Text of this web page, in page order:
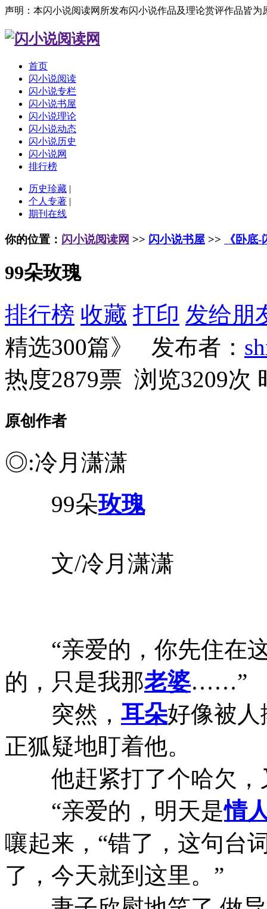
声明：本闪小说阅读网所发布闪小说作品及理论赏评作品皆
首页
闪小说阅读
闪小说专栏
闪小说书屋
闪小说理论
闪小说动态
闪小说历史
闪小说网
排行榜
历史珍藏 |
个人专著 |
期刊在线
你的位置： 闪小说阅读网 >> 闪小说书屋 >> 《卧底
99朵玫瑰
排行榜 收藏 打印 发给朋
精选300篇》 发布者：
热度2879票 浏览3209次
原创作者
◎:冷月潇潇
99朵玫瑰
文/冷月潇潇
“亲爱的，你先住在这
的，只是我那老婆……”
突然， 耳朵好像被
正狐疑地盯着他。
他赶紧打了个哈欠，
“亲爱的，明天是情
嚷起来，“错了，这句台
了，今天就到这里。”